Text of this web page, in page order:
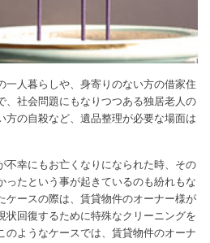
一人暮らしや、身寄りのない方の借家住
、社会問題にもなりつつある独居老人の
方の自殺など、遺品整理が必要な場面は
不幸にもお亡くなりになられた時、その
ったという事が起きているのも紛れもな
ケースの際は、賃貸物件のオーナー様が
状回復するために特殊なクリーニングを
のようなケースでは、賃貸物件のオーナ